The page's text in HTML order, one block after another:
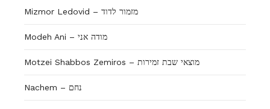
Mizmor Ledovid – מזמור לדוד
Modeh Ani – מודה אני
Motzei Shabbos Zemiros – מוצאי שבת זמירות
Nachem – נחם